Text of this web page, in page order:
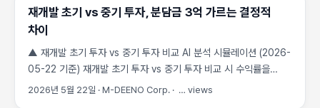
자격을 잃고 돈으로 보상받는 것) 대상이 되거나 수억 원의
추가분담금을 떠안는 사례가 늘고 있습니다. 지분 쪼개기와
현금청산, 재개발 빌라 투자 위험성의 첫 단추 재개발 구역 내 빌라
투자는 권리산정기준일 이후에 지분 쪼개기(하나의 토지를 여러 개로
분할하여 분양권을 늘리는 행위)가 이루어진 매물을 살 경우
입주권을 받지 못하고 현금청산될 위험이 매우 높습니다. 특히
재개발 초기 vs 중기 투자, 분담금 3억 가르는 결정적
차이
▲ 재개발 초기 투자 vs 중기 투자 비교 AI 분석 시뮬레이션 (2026-
05-22 기준) 재개발 초기 투자 vs 중기 투자 비교 시 수익률을
가르는 핵심 요인은 사업시행인가(시장·군수가 재개발 사업계획을
2026년 5월 22일 · M-DEENO Corp.· … views